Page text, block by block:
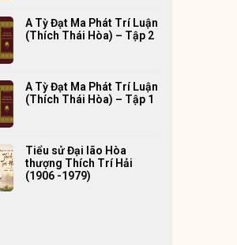
A Tỳ Đạt Ma Phát Trí Luận
(Thích Thái Hòa) – Tập 2
A Tỳ Đạt Ma Phát Trí Luận
(Thích Thái Hòa) – Tập 1
Tiểu sử Đại lão Hòa
thượng Thích Trí Hải
(1906 -1979)